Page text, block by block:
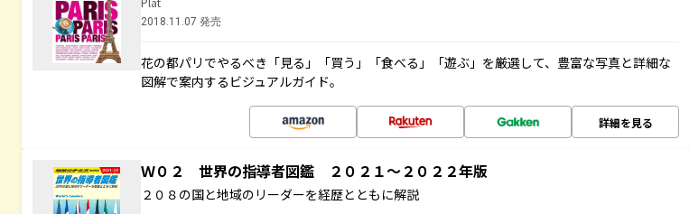
2018.11.07 発売
花の都パリでやるべき「見る」「買う」「食べる」「遊ぶ」を厳選して、豊富な写真と詳細な
図解で案内するビジュアルガイド。
詳細を見る
Ｗ０２ 世界の指導者図鑑 ２０２１～２０２２年版
２０８の国と地域のリーダーを経歴とともに解説